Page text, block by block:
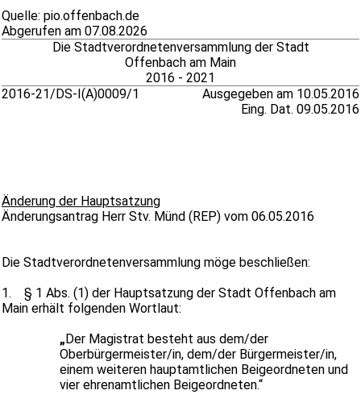
Quelle: pio.offenbach.de
Abgerufen am 07.08.2026
Die Stadtverordnetenversammlung der Stadt
Offenbach am Main
2016 - 2021
2016-21/DS-I(A)0009/1
Ausgegeben am 10.05.2016
Eing. Dat. 09.05.2016
Änderung der Hauptsatzung
Änderungsantrag Herr Stv. Münd (REP) vom 06.05.2016
Die Stadtverordnetenversammlung möge beschließen:
1.
§ 1 Abs. (1) der Hauptsatzung der Stadt Offenbach am
Main erhält folgenden Wortlaut:
„Der Magistrat besteht aus dem/der
Oberbürgermeister/in, dem/der Bürgermeister/in,
einem weiteren hauptamtlichen Beigeordneten und
vier ehrenamtlichen Beigeordneten.“